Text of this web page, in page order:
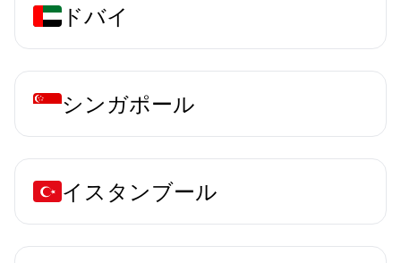
ドバイ
シンガポール
イスタンブール